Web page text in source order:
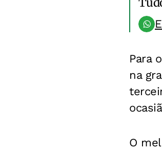
Para
na
O